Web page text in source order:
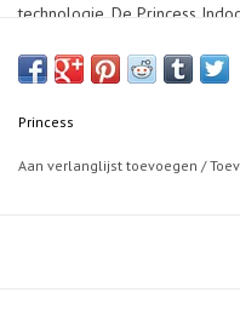
technologie. De Princess
fiberglas zorgt voor een flinke
Princess
Aan verlanglijst toevoegen /